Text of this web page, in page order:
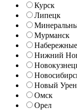
Курск
Липецк
Мурманск
Нижний
Новый
Омск
Орел